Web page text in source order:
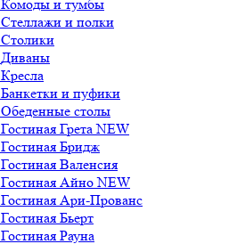
Комоды и тумбы
Стеллажи и полки
Столики
Диваны
Кресла
Банкетки и пуфики
Обеденные столы
Гостиная Грета NEW
Гостиная Бридж
Гостиная Валенсия
Гостиная Айно NEW
Гостиная Ари-Прованс
Гостиная Бьерт
Гостиная Рауна